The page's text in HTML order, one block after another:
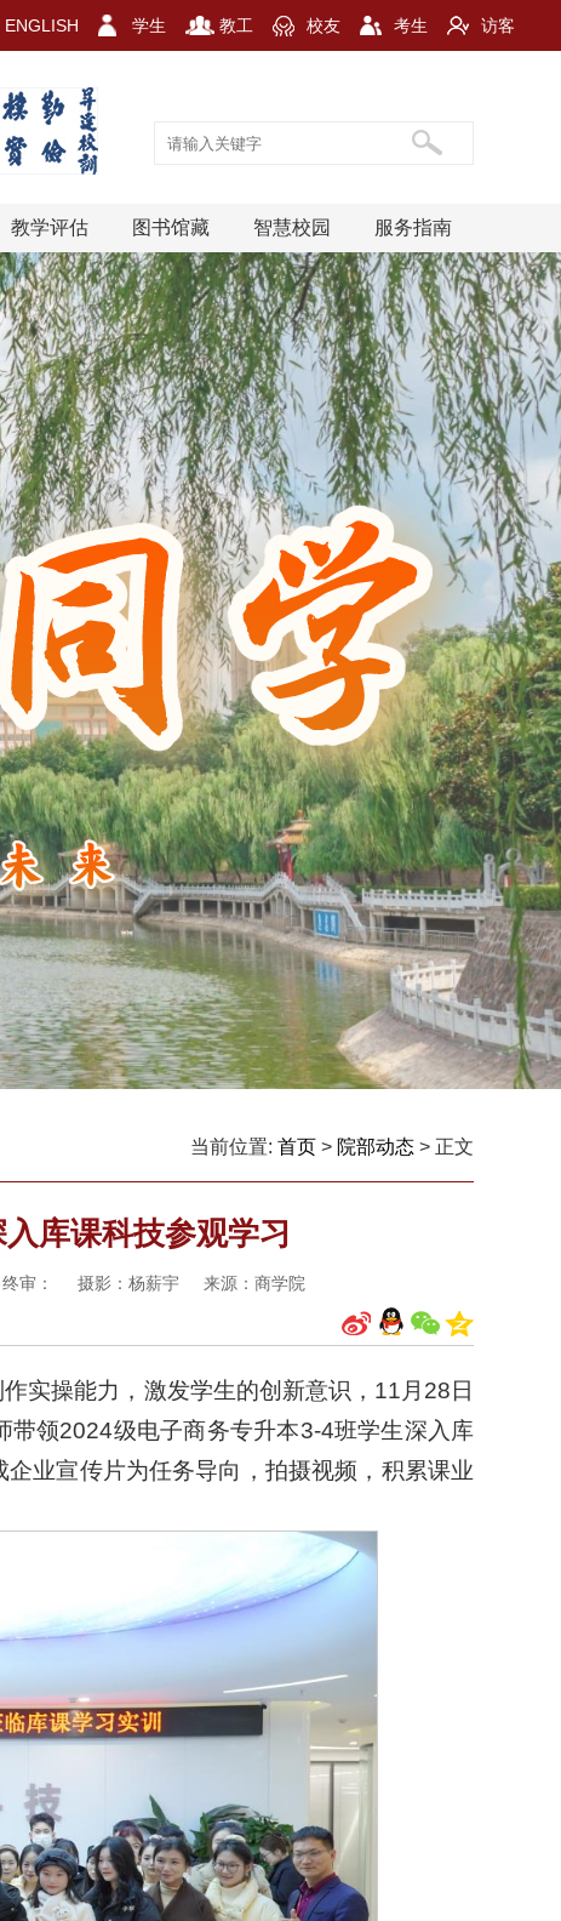
ENGLISH 学生 教工 校友 考生 访客
教学评估 图书馆藏 智慧校园 服务指南
当前位置: 首页 > 院部动态 > 正文
库课科技参观学习
审： 摄影：杨薪宇 来源：商学院
实操能力，激发学生的创新意识，11月28日
领2024级电子商务专升本3-4班学生深入库
业宣传片为任务导向，拍摄视频，积累课业